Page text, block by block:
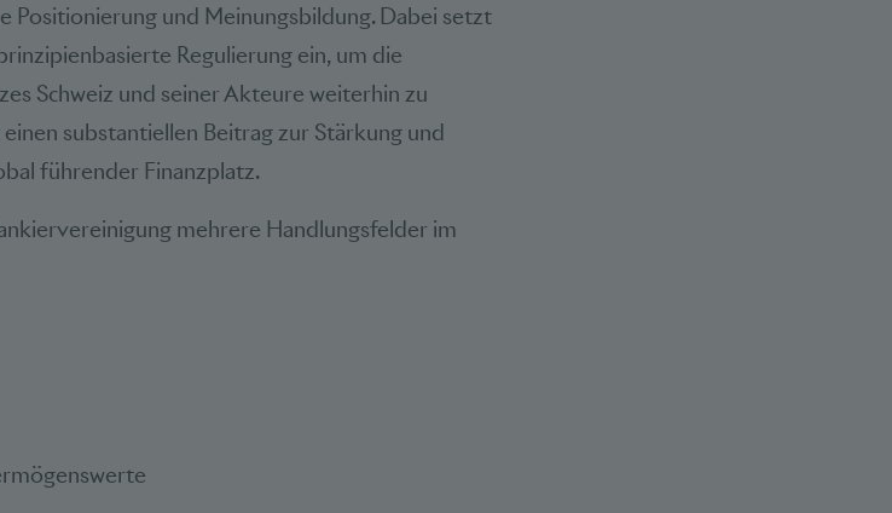
Positionierung und Meinungsbildung. Dabei setzt
Regulierung ein, um die
Schweiz und seiner Akteure weiterhin zu
substantiellen Beitrag zur Stärkung und
führender Finanzplatz.
mehrere Handlungsfelder im